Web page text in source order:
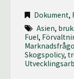
Dokument,
Asien,
Fuel,
Skogspolicy,